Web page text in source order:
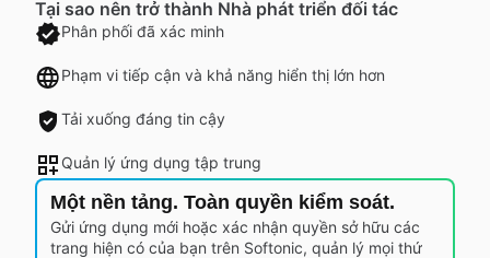
Tại sao nên trở thành Nhà phát triển đối tác
Phân phối đã xác minh
Phạm vi tiếp cận và khả năng hiển thị lớn hơn
Tải xuống đáng tin cậy
Quản lý ứng dụng tập trung
Một nền tảng. Toàn quyền kiểm soát.
Gửi ứng dụng mới hoặc xác nhận quyền sở hữu các
trang hiện có của bạn trên Softonic, quản lý mọi thứ